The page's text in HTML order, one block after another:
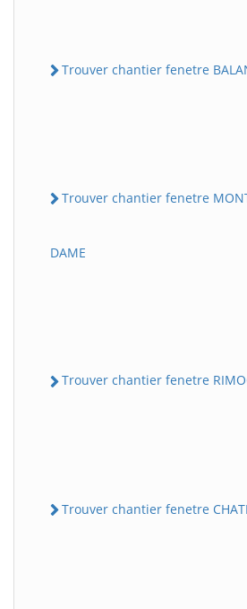
Trouver chantier fenetre
Trouver chantier fenetre
DAME
Trouver chantier fenetre
Trouver chantier fenetre